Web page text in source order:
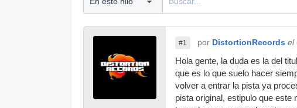
#1 por DistortionRecords el
Hola gente, la duda es la del
que es lo que suelo hacer
volver a entrar la pista ya
pista original, estipulo que este